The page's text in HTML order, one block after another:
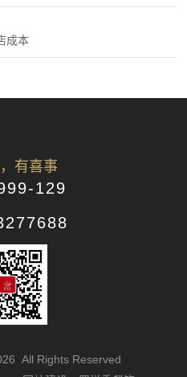
成本
有喜事
129
All Rights Reserved